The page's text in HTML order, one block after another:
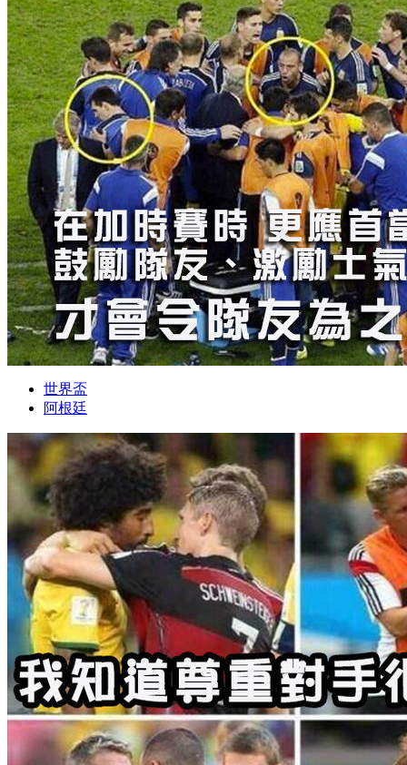
世界盃
阿根廷